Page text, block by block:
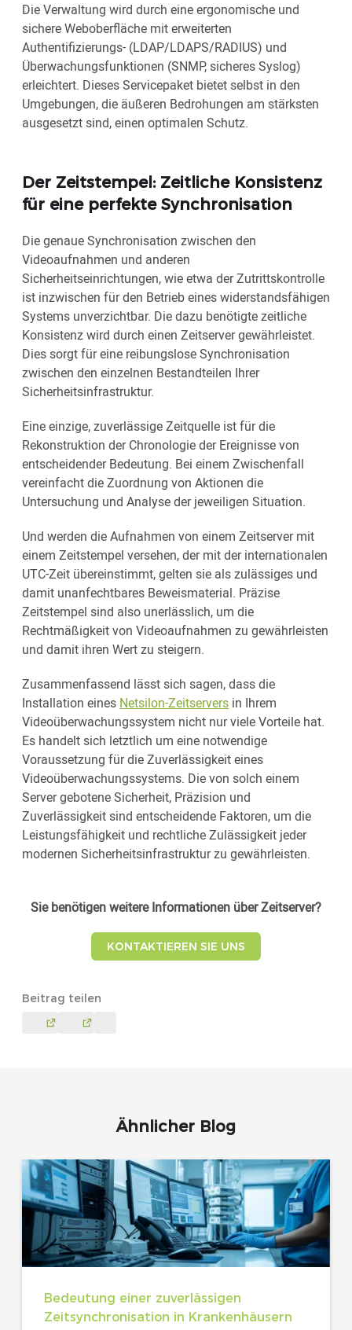
Die Verwaltung wird durch eine ergonomische und
sichere Weboberfläche mit erweiterten
Authentifizierungs- (LDAP/LDAPS/RADIUS) und
Überwachungsfunktionen (SNMP, sicheres Syslog)
erleichtert. Dieses Servicepaket bietet selbst in den
Umgebungen, die äußeren Bedrohungen am stärksten
ausgesetzt sind, einen optimalen Schutz.
Der Zeitstempel: Zeitliche Konsistenz
für eine perfekte Synchronisation
Die genaue Synchronisation zwischen den
Videoaufnahmen und anderen
Sicherheitseinrichtungen, wie etwa der Zutrittskontrolle
ist inzwischen für den Betrieb eines widerstandsfähigen
Systems unverzichtbar. Die dazu benötigte zeitliche
Konsistenz wird durch einen Zeitserver gewährleistet.
Dies sorgt für eine reibungslose Synchronisation
zwischen den einzelnen Bestandteilen Ihrer
Sicherheitsinfrastruktur.
Eine einzige, zuverlässige Zeitquelle ist für die
Rekonstruktion der Chronologie der Ereignisse von
entscheidender Bedeutung. Bei einem Zwischenfall
vereinfacht die Zuordnung von Aktionen die
Untersuchung und Analyse der jeweiligen Situation.
Und werden die Aufnahmen von einem Zeitserver mit
einem Zeitstempel versehen, der mit der internationalen
UTC-Zeit übereinstimmt, gelten sie als zulässiges und
damit unanfechtbares Beweismaterial. Präzise
Zeitstempel sind also unerlässlich, um die
Rechtmäßigkeit von Videoaufnahmen zu gewährleisten
und damit ihren Wert zu steigern.
Zusammenfassend lässt sich sagen, dass die
Installation eines Netsilon-Zeitservers in Ihrem
Videoüberwachungssystem nicht nur viele Vorteile hat.
Es handelt sich letztlich um eine notwendige
Voraussetzung für die Zuverlässigkeit eines
Videoüberwachungssystems. Die von solch einem
Server gebotene Sicherheit, Präzision und
Zuverlässigkeit sind entscheidende Faktoren, um die
Leistungsfähigkeit und rechtliche Zulässigkeit jeder
modernen Sicherheitsinfrastruktur zu gewährleisten.
Sie benötigen weitere Informationen über Zeitserver?
KONTAKTIEREN SIE UNS
Beitrag teilen
Ähnlicher Blog
Bedeutung einer zuverlässigen
Zeitsynchronisation in Krankenhäusern